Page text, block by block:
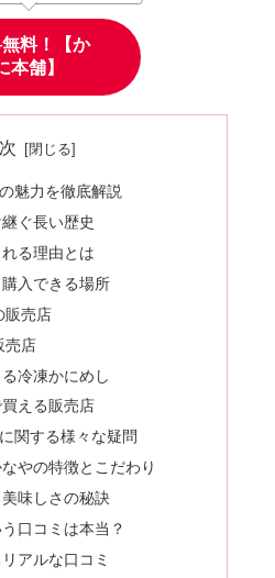
料！【か
本舗】
魅力を徹底解説
ぐ長い歴史
る理由とは
入できる場所
販売店
売店
冷凍かにめし
える販売店
関する様々な疑問
やの特徴とこだわり
味しさの秘訣
う口コミは本当？
アルな口コミ